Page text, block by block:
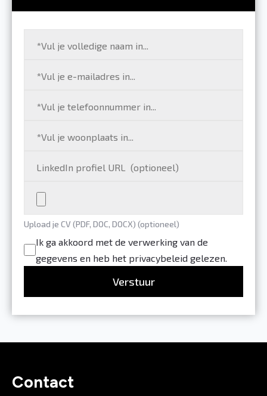
Upload je CV (PDF, DOC, DOCX) (optioneel)
Ik ga akkoord met de verwerking van de
gegevens en heb het privacybeleid gelezen.
Verstuur
Contact